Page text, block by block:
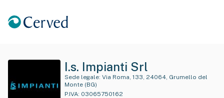
I.s. Impianti Srl
Sede legale:
Monte (BG)
P.IVA: 03065750162